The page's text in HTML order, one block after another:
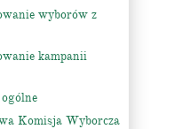
wyborów z
kampanii
Komisja Wyborcza